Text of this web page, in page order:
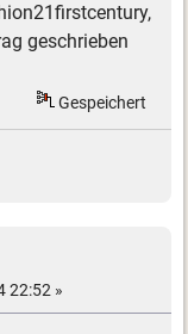
geschrieben
Gespeichert
22:52 »